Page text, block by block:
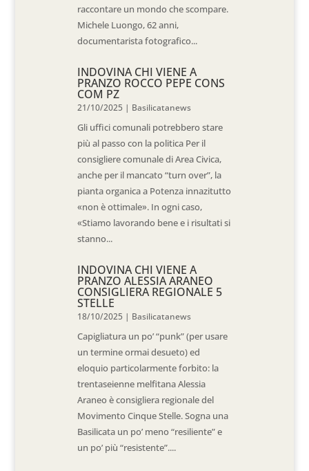
raccontare un mondo che scompare.
Michele Luongo, 62 anni,
documentarista fotografico...
INDOVINA CHI VIENE A
PRANZO ROCCO PEPE CONS
COM PZ
21/10/2025 | Basilicatanews
Gli uffici comunali potrebbero stare
più al passo con la politica Per il
consigliere comunale di Area Civica,
anche per il mancato “turn over”, la
pianta organica a Potenza innazitutto
«non è ottimale». In ogni caso,
«Stiamo lavorando bene e i risultati si
stanno...
INDOVINA CHI VIENE A
PRANZO ALESSIA ARANEO
CONSIGLIERA REGIONALE 5
STELLE
18/10/2025 | Basilicatanews
Capigliatura un po’ “punk” (per usare
un termine ormai desueto) ed
eloquio particolarmente forbito: la
trentaseienne melfitana Alessia
Araneo è consigliera regionale del
Movimento Cinque Stelle. Sogna una
Basilicata un po’ meno “resiliente” e
un po’ più “resistente”....